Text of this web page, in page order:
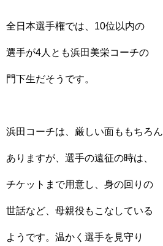
全日本選手権では、10位以内の
選手が4人とも浜田美栄コーチの
門下生だそうです。
浜田コーチは、厳しい面ももちろん
ありますが、選手の遠征の時は、
チケットまで用意し、身の回りの
世話など、母親役もこなしている
ようです。温かく選手を見守り